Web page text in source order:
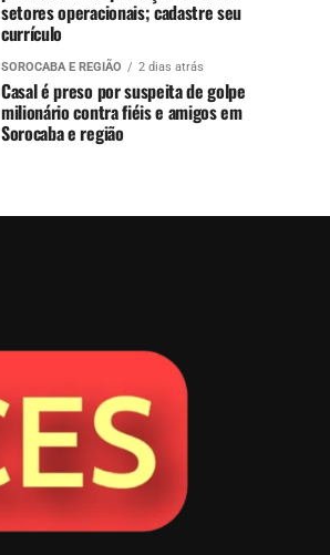
setores operacionais; cadastre seu
currículo
SOROCABA E REGIÃO 2 dias atrás
Casal é preso por suspeita de golpe
milionário contra fiéis e amigos em
Sorocaba e região